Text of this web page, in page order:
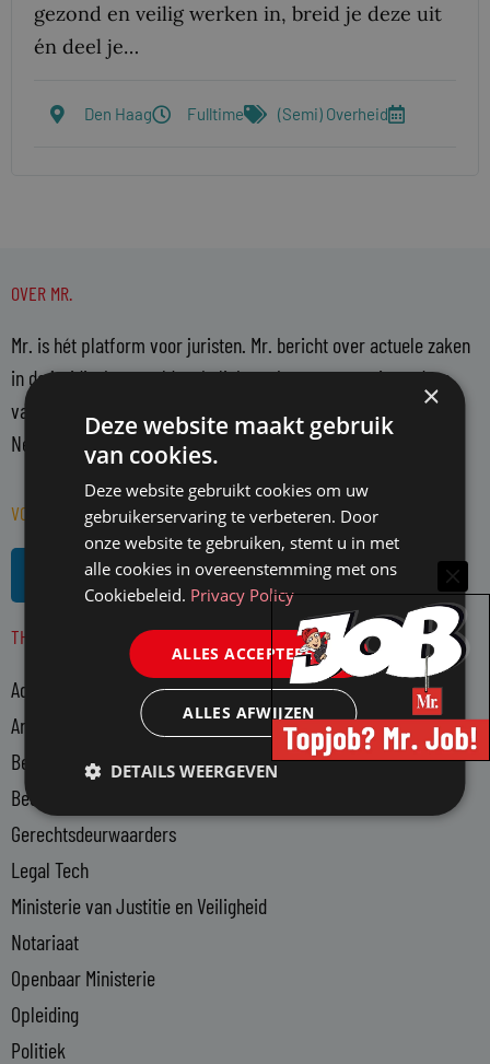
gezond en veilig werken in, breid je deze uit
én deel je…
Den Haag Fulltime (Semi) Overheid
OVER MR.
Mr. is hét platform voor juristen. Mr. bericht over actuele zaken
in de juridische wereld en belicht en becommentarieert deze
vanuit een onafhankelijke positie. Mr. richt zich op alle in
Nederland actieve juristen en WO-rechtenstudenten.
VOLG MR. OP SOCIAL MEDIA
i
n
R
s
THEMA'S
Advocatuur
Arbeidsmarkt
Bedrijfsjuristen
Bedrijfsvoering
Gerechtsdeurwaarders
Legal Tech
Ministerie van Justitie en Veiligheid
Notariaat
Openbaar Ministerie
Opleiding
Politiek
×
Deze website maakt gebruik
van cookies.
Deze website gebruikt cookies om uw
gebruikerservaring te verbeteren. Door
onze website te gebruiken, stemt u in met
alle cookies in overeenstemming met ons
Cookiebeleid. Privacy Policy
ALLES ACCEPTEREN
ALLES AFWIJZEN
DETAILS WEERGEVEN